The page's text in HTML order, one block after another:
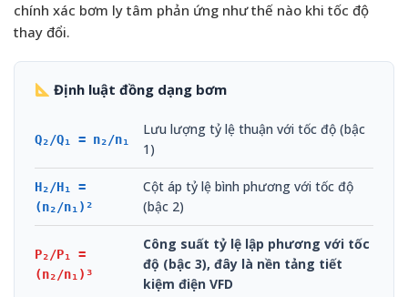
chính xác bơm ly tâm phản ứng như thế nào khi tốc độ
thay đổi.
Định luật đồng dạng bơm
Q₂/Q₁ = n₂/n₁
Lưu lượng tỷ lệ thuận với tốc độ (bậc
1)
H₂/H₁ =
(n₂/n₁)²
Cột áp tỷ lệ bình phương với tốc độ
(bậc 2)
P₂/P₁ =
(n₂/n₁)³
Công suất tỷ lệ lập phương với tốc
độ (bậc 3), đây là nền tảng tiết
kiệm điện VFD